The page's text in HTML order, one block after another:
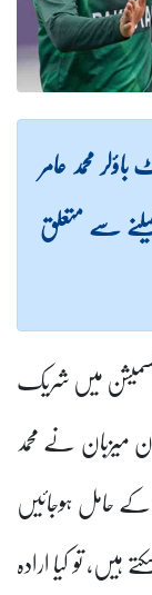
محمد عامر
سے متعلق
میں شریک
میزبان نے محمد
حامل ہوجائیں
تو کیا ارادہ